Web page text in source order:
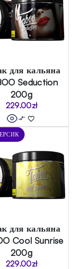
для кальяна
Seduction
200g
229.00zł
для кальяна
Cool Sunrise
200g
229.00zł